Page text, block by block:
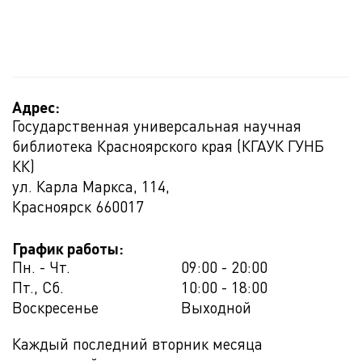
Адрес:
Государственная универсальная научная
библиотека Красноярского края (КГАУК ГУНБ
КК)
ул. Карла Маркса, 114,
Красноярск 660017
График работы:
Пн. - Чт.
09:00 - 20:00
Пт., Сб.
10:00 - 18:00
Воскресенье
Выходной
Каждый последний вторник месяца